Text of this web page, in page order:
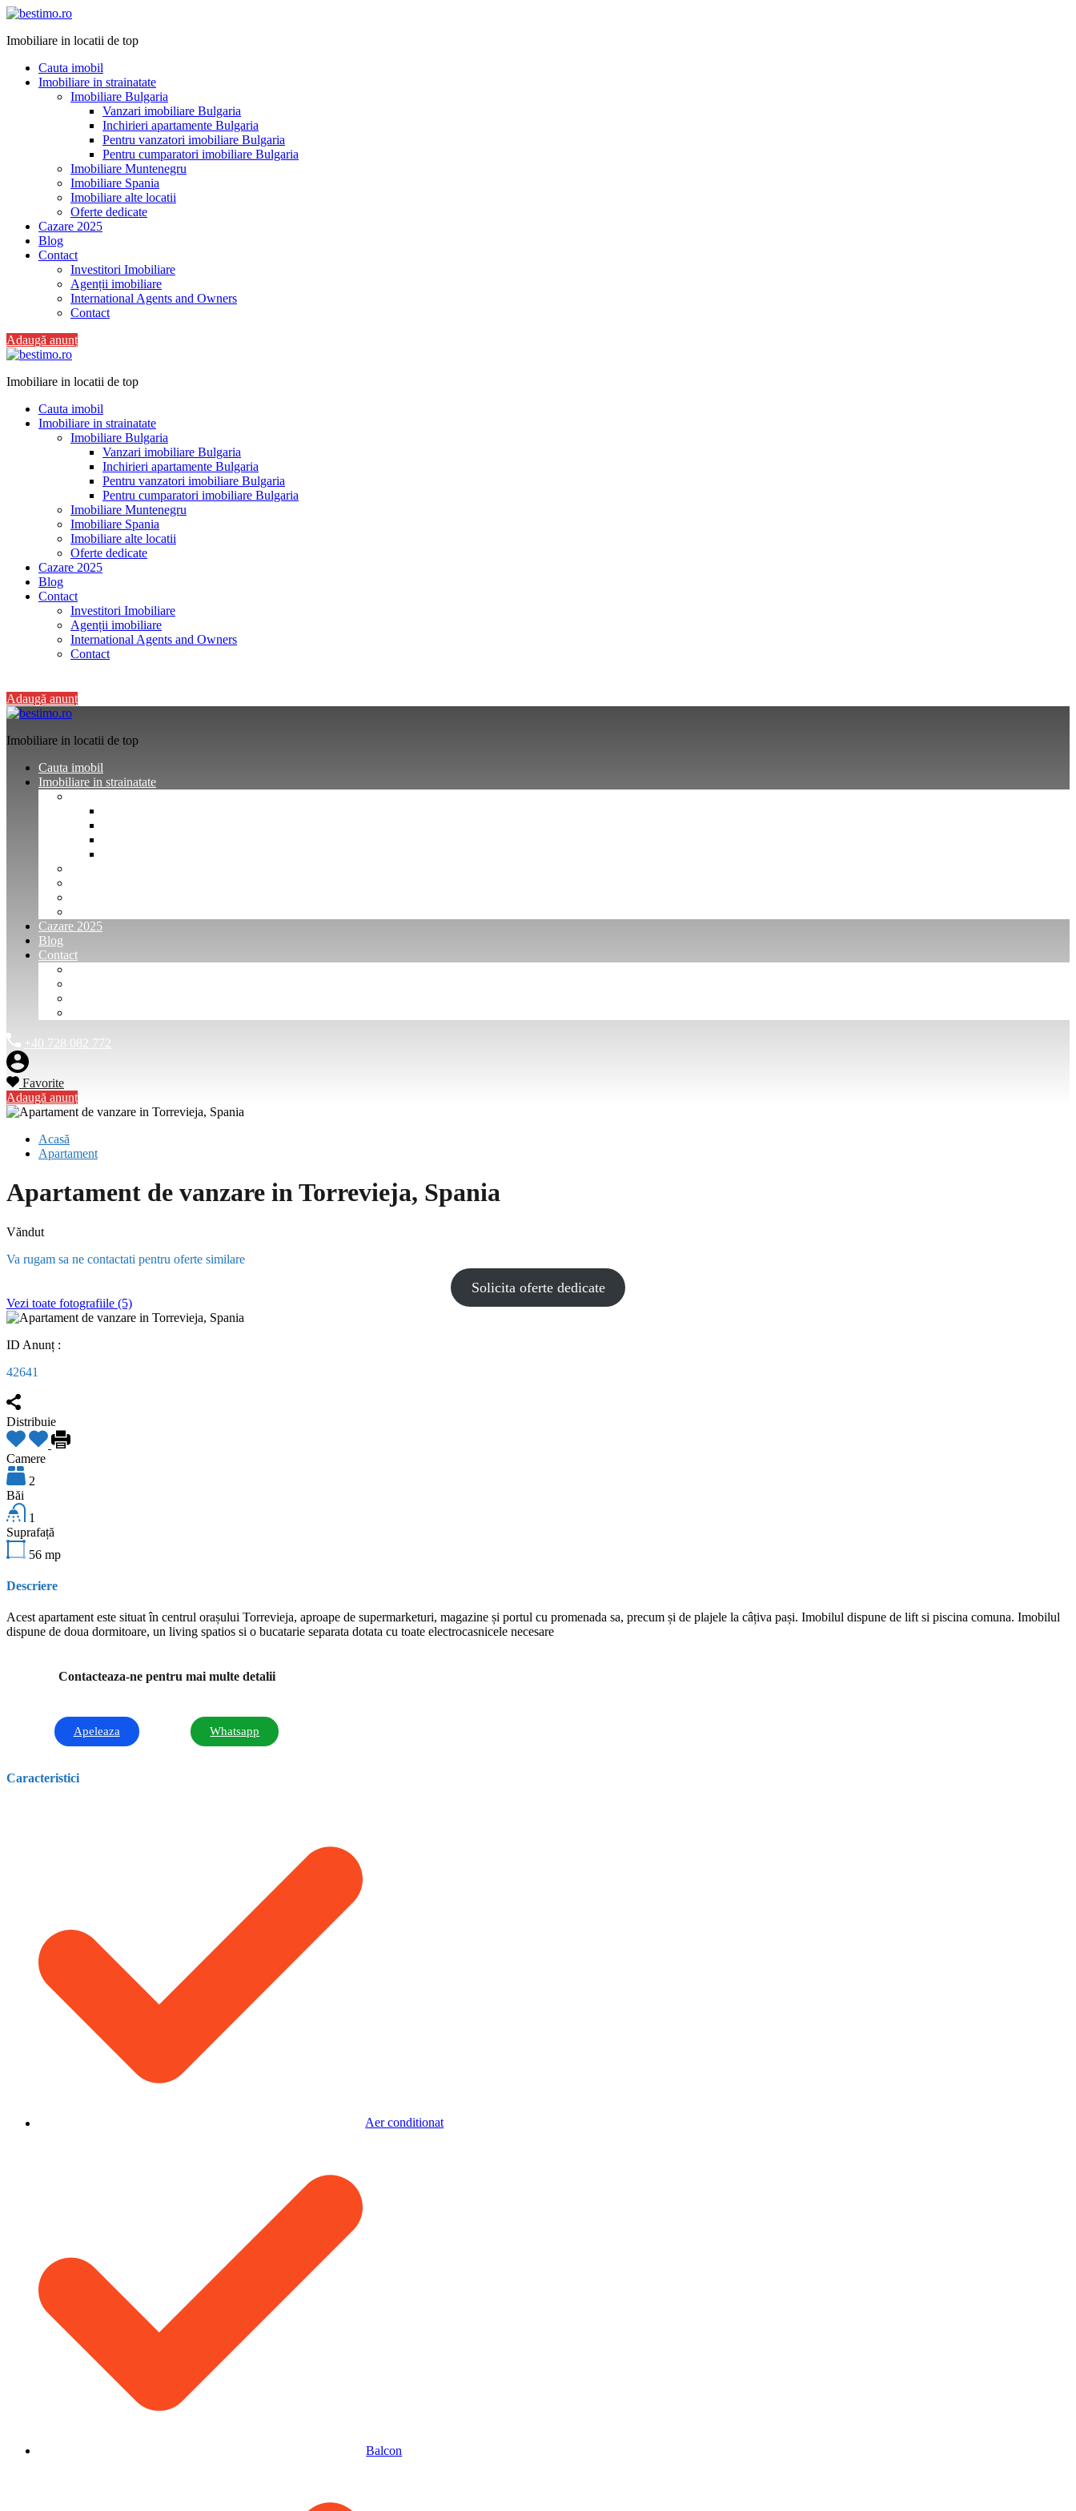
Imobiliare in locatii de top
Cauta imobil
Imobiliare in strainatate
Imobiliare Bulgaria
Vanzari imobiliare Bulgaria
Inchirieri apartamente Bulgaria
Pentru vanzatori imobiliare Bulgaria
Pentru cumparatori imobiliare Bulgaria
Imobiliare Muntenegru
Imobiliare Spania
Imobiliare alte locatii
Oferte dedicate
Cazare 2025
Blog
Contact
Investitori Imobiliare
Agenții imobiliare
International Agents and Owners
Contact
Adaugă anunț
Imobiliare in locatii de top
Cauta imobil
Imobiliare in strainatate
Imobiliare Bulgaria
Vanzari imobiliare Bulgaria
Inchirieri apartamente Bulgaria
Pentru vanzatori imobiliare Bulgaria
Pentru cumparatori imobiliare Bulgaria
Imobiliare Muntenegru
Imobiliare Spania
Imobiliare alte locatii
Oferte dedicate
Cazare 2025
Blog
Contact
Investitori Imobiliare
Agenții imobiliare
International Agents and Owners
Contact
Adaugă anunț
Imobiliare in locatii de top
Cauta imobil
Imobiliare in strainatate
Cazare 2025
Blog
Contact
+40 728 082 772
Favorite
Adaugă anunț
Acasă
Apartament
Apartament de vanzare in Torrevieja, Spania
Văndut
Va rugam sa ne contactati pentru oferte similare
Solicita oferte dedicate
Vezi toate fotografiile (5)
ID Anunț :
42641
Distribuie
Camere
2
Băi
1
Suprafață
56 mp
Descriere
Acest apartament este situat în centrul orașului Torrevieja, aproape de supermarketuri, magazine și portul cu promenada sa, precum și de plajele la câțiva pași. Imobilul dispune de lift si piscina comuna. Imobilul
dispune de doua dormitoare, un living spatios si o bucatarie separata dotata cu toate electrocasnicele necesare
Contacteaza-ne pentru mai multe detalii
Apeleaza Whatsapp
Caracteristici
Aer conditionat
Balcon